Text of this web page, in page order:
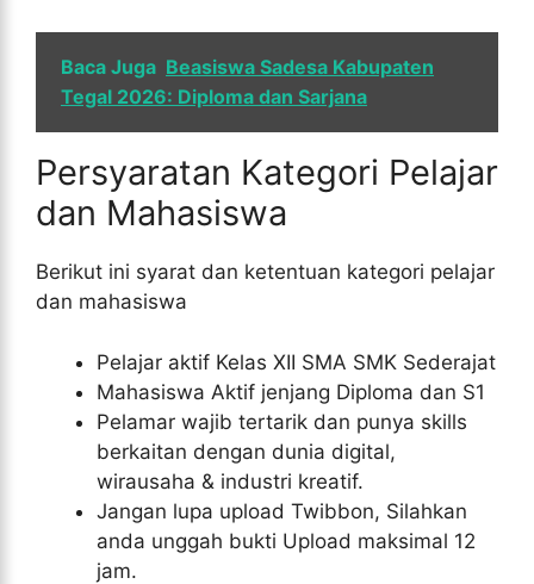
Baca Juga Beasiswa Sadesa Kabupaten
Tegal 2026: Diploma dan Sarjana
Persyaratan Kategori Pelajar
dan Mahasiswa
Berikut ini syarat dan ketentuan kategori pelajar
dan mahasiswa
Pelajar aktif Kelas XII SMA SMK Sederajat
Mahasiswa Aktif jenjang Diploma dan S1
Pelamar wajib tertarik dan punya skills
berkaitan dengan dunia digital,
wirausaha & industri kreatif.
Jangan lupa upload Twibbon, Silahkan
anda unggah bukti Upload maksimal 12
jam.